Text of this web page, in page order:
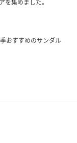
を集めました。
おすすめのサンダル